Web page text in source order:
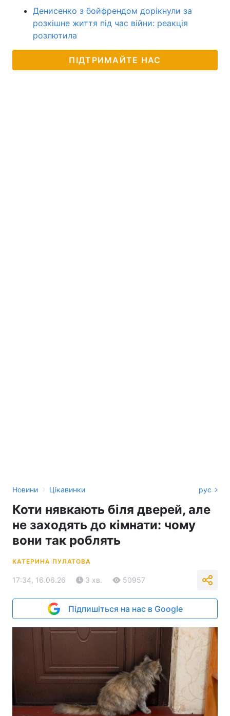
Денисенко з бойфрендом дорікнули за
розкішне життя під час війни: реакція
розлютила
ПІДТРИМАЙТЕ НАС
Новини › Цікавинки рус
Коти нявкають біля дверей, але
не заходять до кімнати: чому
вони так роблять
КАТЕРИНА ПУЛАТОВА
17:34, 16.06.26 3 хв. 50957
Підпишіться на нас в Google